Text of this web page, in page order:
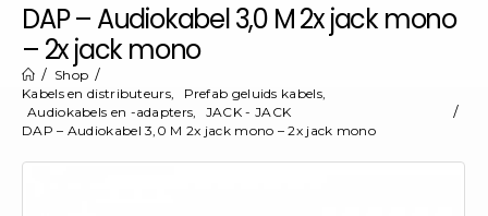
DAP – Audiokabel 3,0 M 2x jack mono
– 2x jack mono
Shop
Kabels en distributeurs, Prefab geluids kabels,
Audiokabels en -adapters,
JACK - JACK
DAP – Audiokabel 3,0 M 2x jack mono – 2x jack mono